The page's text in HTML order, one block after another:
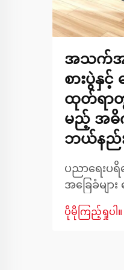
အသက်အ
စားပွဲနှင့်
ထုတ်ရာတွ
မည့် အဓိ
ဘယ်နည်
ပညာရေးပ
အခြေခံမျာ
အထောက်အကူ
ပိုမိုကြည့်ရှုပါ။